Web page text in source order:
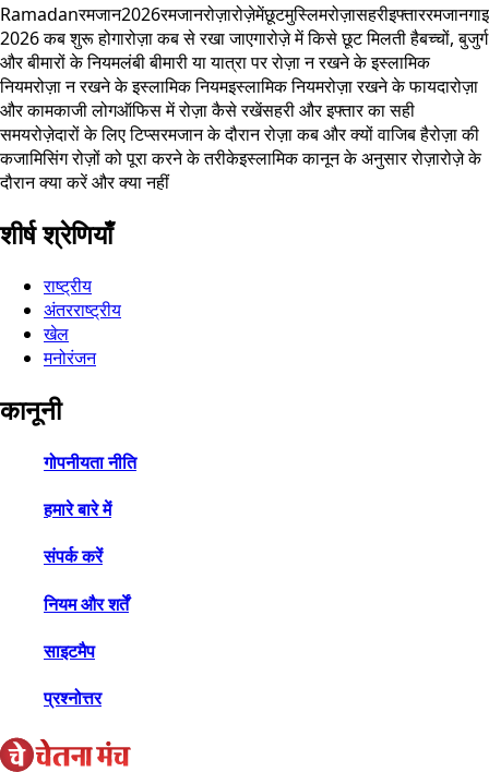
Ramadanरमजान2026रमजानरोज़ारोज़ेमेंछूटमुस्लिमरोज़ासहरीइफ्तार
2026 कब शुरू होगारोज़ा कब से रखा जाएगारोज़े में किसे छूट मिलती हैबच्चों, बुजुर्ग
और बीमारों के नियमलंबी बीमारी या यात्रा पर रोज़ा न रखने के इस्लामिक
नियमरोज़ा न रखने के इस्लामिक नियमइस्लामिक नियमरोज़ा रखने के फायदारोज़ा
और कामकाजी लोगऑफिस में रोज़ा कैसे रखेंसहरी और इफ्तार का सही
समयरोज़ेदारों के लिए टिप्सरमजान के दौरान रोज़ा कब और क्यों वाजिब हैरोज़ा की
कजामिसिंग रोज़ों को पूरा करने के तरीकेइस्लामिक कानून के अनुसार रोज़ारोज़े के
दौरान क्या करें और क्या नहीं
शीर्ष श्रेणियाँ
राष्ट्रीय
अंतरराष्ट्रीय
खेल
मनोरंजन
कानूनी
गोपनीयता नीति
हमारे बारे में
संपर्क करें
नियम और शर्तें
साइटमैप
प्रश्नोत्तर